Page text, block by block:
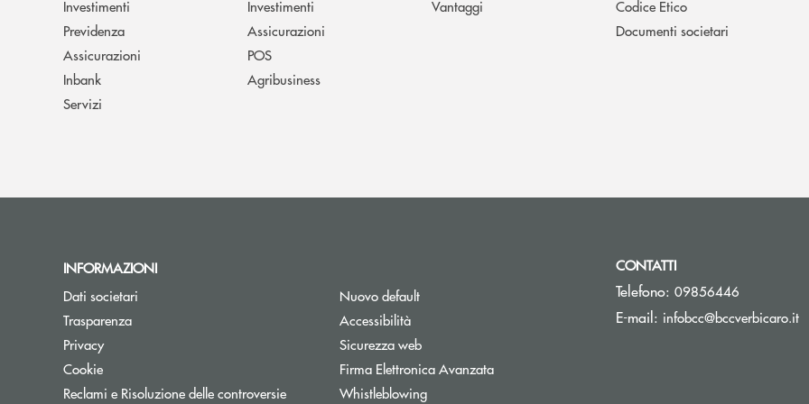
Investimenti
Previdenza
Assicurazioni
Inbank
Servizi
Investimenti
Assicurazioni
POS
Agribusiness
Vantaggi
Codice Etico
Documenti societari
INFORMAZIONI
Dati societari
Trasparenza
Privacy
Cookie
Reclami e Risoluzione delle controversie
Nuovo default
Accessibilità
Sicurezza web
Firma Elettronica Avanzata
Whistleblowing
CONTATTI
Telefono: 09856446
E-mail: infobcc@bccverbicaro.it